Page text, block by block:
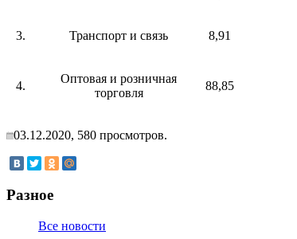
3. Транспорт и связь 8,91
4.
Оптовая и розничная
торговля
88,85
03.12.2020, 580 просмотров.
Разное
Все новости